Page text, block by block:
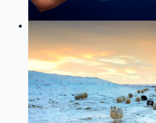
19
LOG01
2026-01-23
深入理解 OAuth 2.0
OAuthWeb开发安全 架构设计
深入解析 OAuth 2.0 协议原理